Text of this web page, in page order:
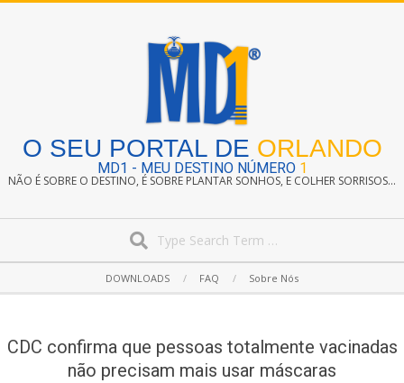
O SEU PORTAL DE ORLANDO
MD1 - MEU DESTINO NÚMERO 1
NÃO É SOBRE O DESTINO, É SOBRE PLANTAR SONHOS, E COLHER SORRISOS...
Navigation
DOWNLOADS FAQ Sobre Nós
CDC confirma que pessoas totalmente vacinadas
não precisam mais usar máscaras